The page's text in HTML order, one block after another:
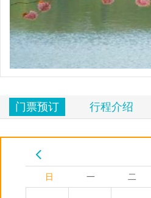
Tab
门票预订 行程介绍
日 一 二